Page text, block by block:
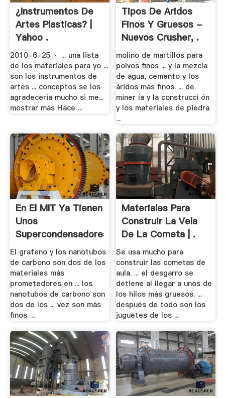
¿Instrumentos De
Artes Plasticas? |
Yahoo .
2010-6-25 · ... una lista
de los materiales para yo ...
son los instrumentos de
artes ... conceptos se los
agradeceria mucho si me...
mostrar más Hace ...
Tipos De Aridos
Finos Y Gruesos -
Nuevos Crusher, .
molino de martillos para
polvos finos ... y la mezcla
de agua, cemento y los
áridos más finos. ... de
miner ía y la construcci ón
y los materiales de piedra
...
En El MIT Ya Tienen
Unos
Supercondensadores
.
El grafeno y los nanotubos
de carbono son dos de los
materiales más
prometedores en ... los
nanotubos de carbono son
dos de los ... vez son más
finos. ...
Materiales Para
Construir La Vela
De La Cometa | .
Se usa mucho para
construir las cometas de
aula. ... el desgarro se
detiene al llegar a unos de
los hilos más gruesos. ...
después de todo son los
juguetes de los ...